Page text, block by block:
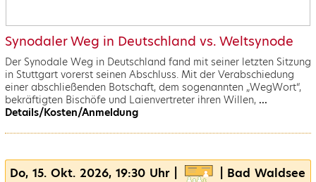
Synodaler Weg in Deutschland vs. Weltsynode
Der Synodale Weg in Deutschland fand mit seiner letzten Sitzung
in Stuttgart vorerst seinen Abschluss. Mit der Verabschiedung
einer abschließenden Botschaft, dem sogenannten „WegWort“,
bekräftigten Bischöfe und Laienvertreter ihren Willen,...
Details/Kosten/Anmeldung
Do, 15. Okt. 2026, 19:30 Uhr | | Bad Waldsee